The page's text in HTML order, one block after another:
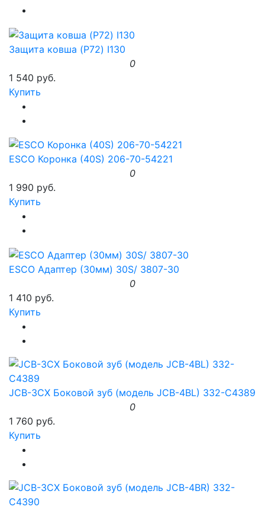
Защита ковша (P72) I130
0
1 540 руб.
Купить
ESCO Коронка (40S) 206-70-54221
0
1 990 руб.
Купить
ESCO Адаптер (30мм) 30S/ 3807-30
0
1 410 руб.
Купить
JCB-3CX Боковой зуб (модель JCB-4BL) 332-C4389
0
1 760 руб.
Купить